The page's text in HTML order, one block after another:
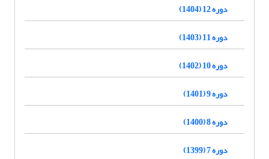
دوره 12 (1404)
دوره 11 (1403)
دوره 10 (1402)
دوره 9 (1401)
دوره 8 (1400)
دوره 7 (1399)